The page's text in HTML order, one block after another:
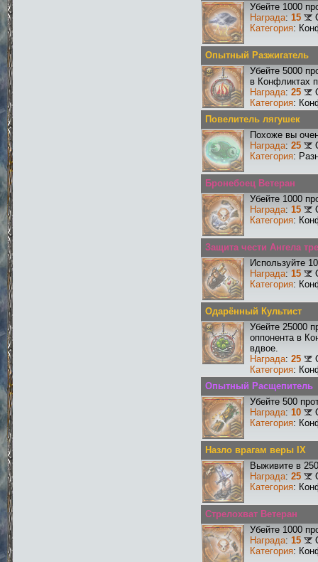
Убейте 1000
Награда: 15
Категория:
Опытный Разжигатель
Убейте 5000
в Конфликтах
Награда: 25
Категория:
Повелитель лягушек
Похоже вы
Награда: 25
Категория:
Бронебоец Ветеран
Убейте 1000
Награда: 15
Категория:
Защита чести Ангела
Используйте
Награда: 15
Категория:
Одарённый Культист
Убейте 25000
оппонента в
вдвое.
Награда: 25
Категория:
Опытный Расщепитель
Убейте 500
Награда: 10
Категория:
Назло врагам веры IX
Выживите в
Награда: 25
Категория:
Стрелохват Ветеран
Убейте 1000
Награда: 15
Категория: